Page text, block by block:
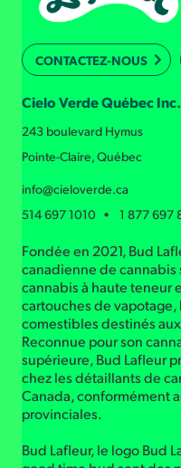
CONTACTEZ-NOUS
Cielo Verde Québec Inc.
243 boulevard Hymus
Pointe-Claire, Québec
info@cieloverde.ca
514 697 1010 • 1 877 697
Fondée en 2021, Bud
canadienne de cannabis
cannabis à haute teneur
cartouches de
comestibles destinés
Reconnue pour son
supérieure, Bud Lafleur
chez les détaillants de
Canada, conformément
provinciales.
Bud Lafleur, le logo Bud